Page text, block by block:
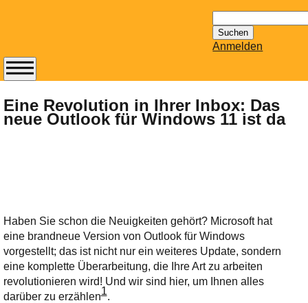
nach:
Anmelden
Eine Revolution in Ihrer Inbox: Das
neue Outlook für Windows 11 ist da
Haben Sie schon die Neuigkeiten gehört? Microsoft hat
eine brandneue Version von Outlook für Windows
vorgestellt; das ist nicht nur ein weiteres Update, sondern
eine komplette Überarbeitung, die Ihre Art zu arbeiten
revolutionieren wird! Und wir sind hier, um Ihnen alles
darüber zu erzählen​1.
Abonnieren Sie den
14-tägig
erscheinenden
bereithält!
Wie z.B. Outlook,
GMail, Thunderbird
oder auch
KuNoMail, usw.